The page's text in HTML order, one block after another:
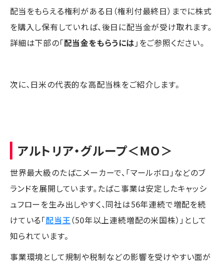
配当をもらえる権利がある日（権利付最終日）までに株式
を購入し保有していれば、後日に配当金が受け取れます。
詳細は下部の「配当金をもらうには 」をご参照ください。
次に、日米の代表的な高配当株をご紹介します。
アルトリア・グループ＜MO＞
世界最大級のたばこメーカーで、「マールボロ」などのブ
ランドを展開しています。たばこ事業は安定したキャッシ
ュフローを生み出しやすく、同社は56年連続で増配を続
けている「配当王（50年以上連続増配の米国株）」として
知られています。
事業環境として規制や税制などの影響を受けやすい面が